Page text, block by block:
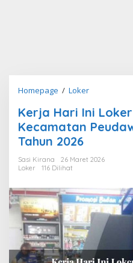
Homepage / LokerKerja
Ini
Loker
di
Peudawa,
Kab.
Aceh
Timur
Tahun
2026
Kerja Hari Ini
Kecamatan
Tahun 2026
Sasi Kirana
26 Maret 2026
Loker
116 Dilihat